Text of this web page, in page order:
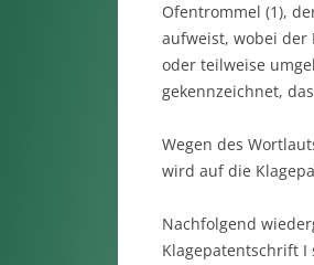
Ofentrommel (1),
aufweist, wobei der
oder teilweise
gekennzeichnet,
Wegen des
wird auf die
Nachfolgend
Klagepatentschrift